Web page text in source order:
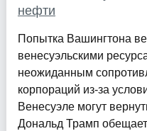
нефти
Попытка Вашингтона
венесуэльскими
неожиданным
корпораций из-за
Венесуэле могут
Дональд Трамп